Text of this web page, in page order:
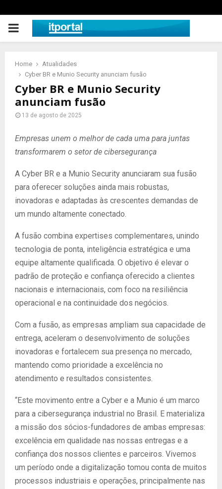
PRIMARY
Home
Atualidades
Cyber BR e Munio Security anunciam fusão
Cyber BR e Munio Security
anunciam fusão
13 de agosto de 2025
Empresas unem o melhor de cada uma para juntas
transformarem o setor de cibersegurança
A Cyber BR e a Munio Security anunciaram sua fusão
para oferecer soluções ainda mais robustas,
inovadoras e adaptadas às crescentes demandas de
um mundo altamente conectado.
A fusão combina expertises complementares, unindo
tecnologia de ponta, inteligência estratégica e uma
equipe altamente qualificada. O objetivo é elevar o
padrão de proteção e confiança oferecido a clientes
nacionais e internacionais, com foco na resiliência
operacional e na continuidade dos negócios.
Com a fusão, as empresas ampliam sua capacidade de
entrega, aceleram o desenvolvimento de soluções
inovadoras e fortalecem sua presença no mercado,
mantendo como prioridade a excelência no
atendimento e resultados consistentes.
“Este movimento entre a Cyber e a Munio é um marco
para a cibersegurança industrial no Brasil. E materializa
a missão dos sócios-fundadores de ambas empresas:
excelência em qualidade nas nossas entregas e a
confiança dos nossos clientes e parceiros. Vivemos
um período onde a digitalização tomou conta de muitos
processos industriais e operações, principalmente nas